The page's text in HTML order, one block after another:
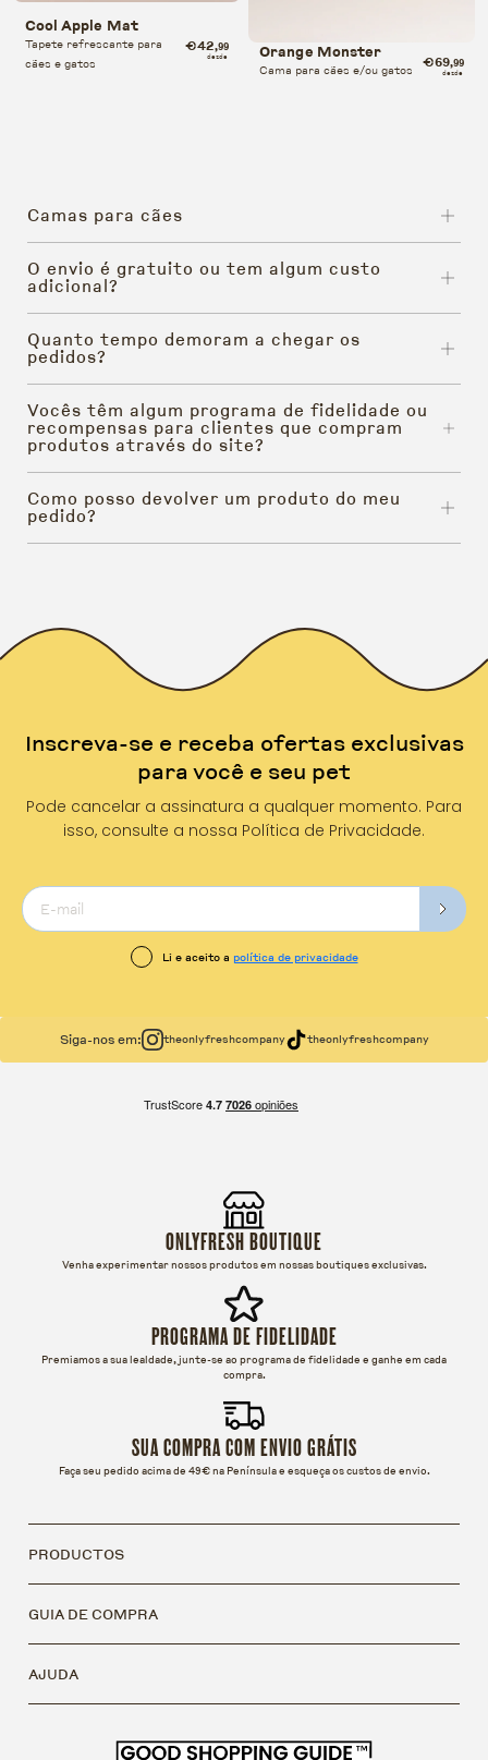
Cool Apple Mat
Tapete refrescante para
cães e gatos
desde
€42,99 Orange Monster
Cama para cães e/ou gatos desde
€69,99
Camas para cães
O envio é gratuito ou tem algum custo
adicional?
Quanto tempo demoram a chegar os
pedidos?
Vocês têm algum programa de fidelidade ou
recompensas para clientes que compram
produtos através do site?
Como posso devolver um produto do meu
pedido?
Inscreva-se e receba ofertas exclusivas
para você e seu pet
Pode cancelar a assinatura a qualquer momento. Para
isso, consulte a nossa Política de Privacidade.
Li e aceito a política de privacidade
Siga-nos em: theonlyfreshcompany theonlyfreshcompany
ONLYFRESH BOUTIQUE
Venha experimentar nossos produtos em nossas boutiques exclusivas.
PROGRAMA DE FIDELIDADE
Premiamos a sua lealdade, junte-se ao programa de fidelidade e ganhe em cada
compra.
SUA COMPRA COM ENVIO GRÁTIS
Faça seu pedido acima de 49€ na Península e esqueça os custos de envio.
PRODUCTOS
GUIA DE COMPRA
AJUDA